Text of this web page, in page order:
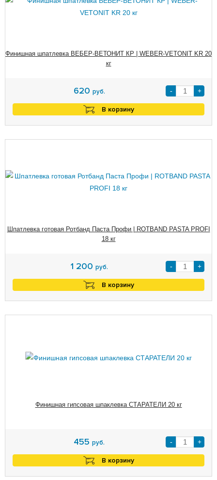
Финишная шпатлевка ВЕБЕР-ВЕТОНИТ КР | WEBER-VETONIT KR 20
кг
- +
620 руб.
В корзину
Шпатлевка готовая Ротбанд Паста Профи | ROTBAND PASTA PROFI
18 кг
- +
1 200 руб.
В корзину
Финишная гипсовая шпаклевка СТАРАТЕЛИ 20 кг
- +
455 руб.
В корзину